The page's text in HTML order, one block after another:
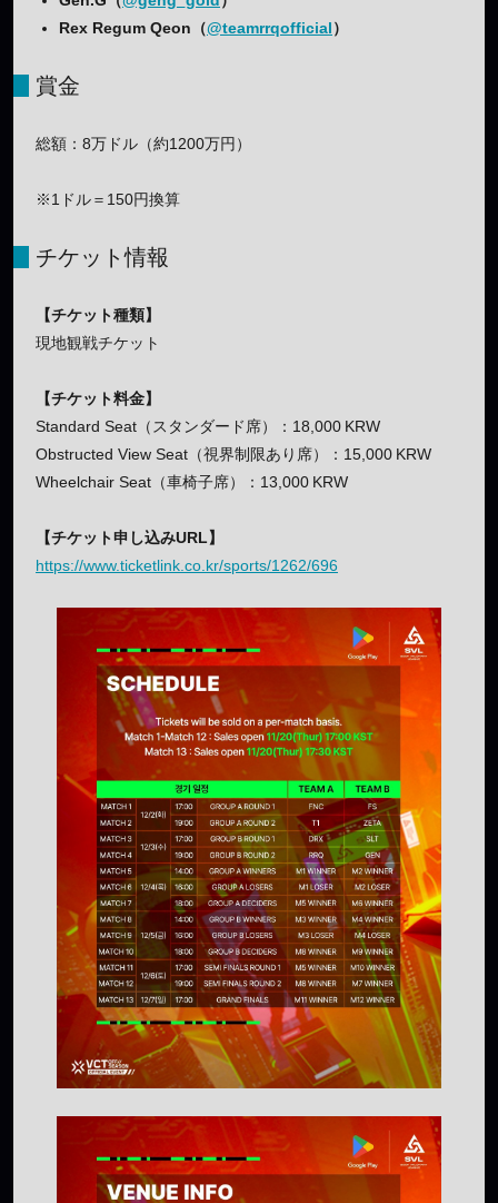
Rex Regum Qeon（@teamrrqofficial）
賞金
総額：8万ドル（約1200万円）
※1ドル＝150円換算
チケット情報
【チケット種類】
現地観戦チケット
【チケット料金】
Standard Seat（スタンダード席）：18,000 KRW
Obstructed View Seat（視界制限あり席）：15,000 KRW
Wheelchair Seat（車椅子席）：13,000 KRW
【チケット申し込みURL】
https://www.ticketlink.co.kr/sports/1262/696